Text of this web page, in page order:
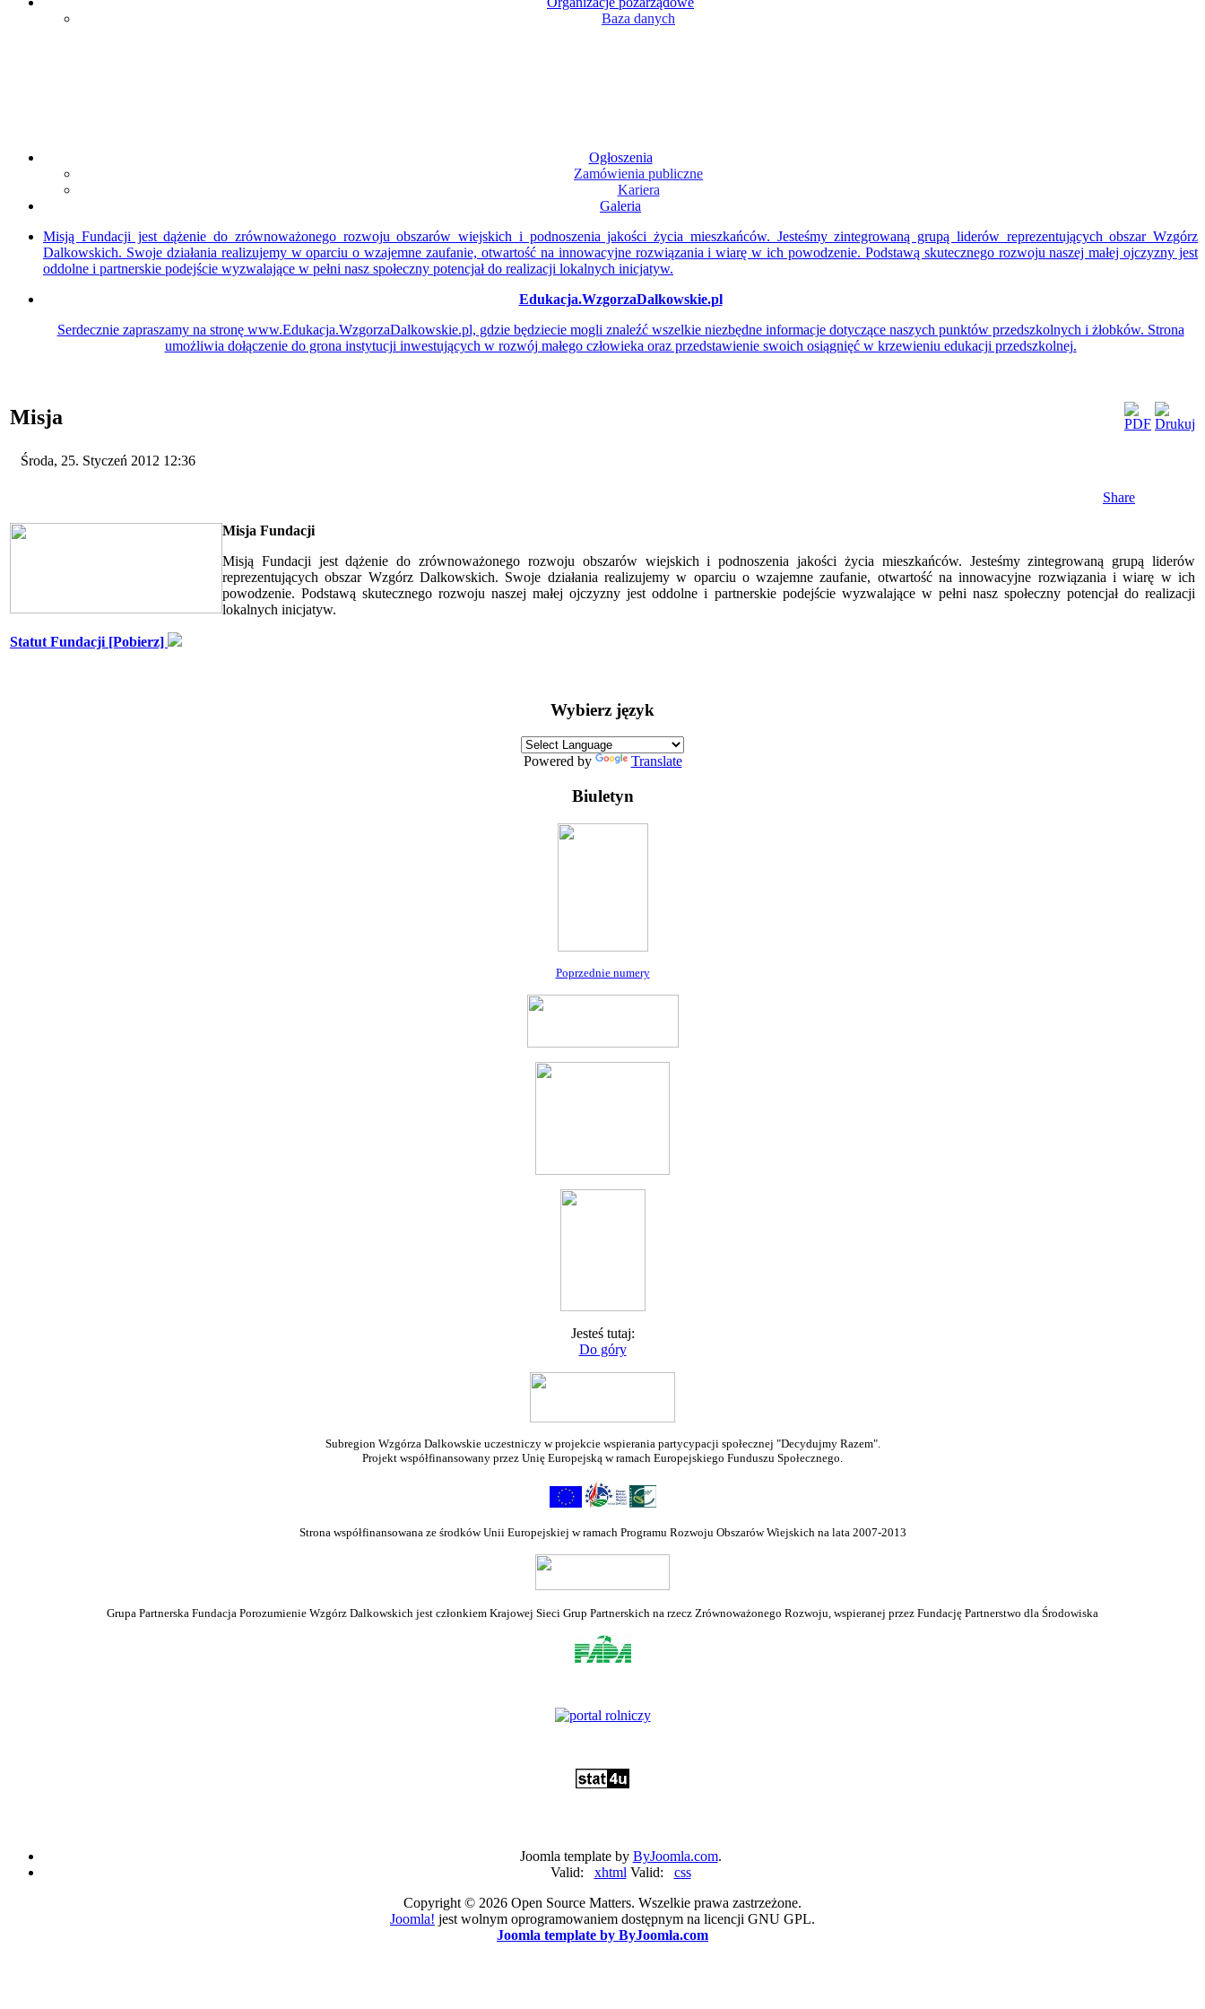
Baza danych
Ogłoszenia
Zamówienia publiczne
Kariera
Galeria
Misją Fundacji jest dążenie do zrównoważonego rozwoju obszarów wiejskich i podnoszenia jakości życia mieszkańców. Jesteśmy zintegrowaną grupą liderów reprezentujących obszar Wzgórz
Dalkowskich. Swoje działania realizujemy w oparciu o wzajemne zaufanie, otwartość na innowacyjne rozwiązania i wiarę w ich powodzenie. Podstawą skutecznego rozwoju naszej małej ojczyzny jest
oddolne i partnerskie podejście wyzwalające w pełni nasz społeczny potencjał do realizacji lokalnych inicjatyw.
Edukacja.WzgorzaDalkowskie.pl
Serdecznie zapraszamy na stronę www.Edukacja.WzgorzaDalkowskie.pl, gdzie będziecie mogli znaleźć wszelkie niezbędne informacje dotyczące naszych punktów przedszkolnych i żłobków. Strona
umożliwia dołączenie do grona instytucji inwestujących w rozwój małego człowieka oraz przedstawienie swoich osiągnięć w krzewieniu edukacji przedszkolnej.
Misja
Środa, 25. Styczeń 2012 12:36
Share
Misja Fundacji
Misją Fundacji jest dążenie do zrównoważonego rozwoju obszarów wiejskich i podnoszenia jakości życia mieszkańców. Jesteśmy zintegrowaną grupą liderów
reprezentujących obszar Wzgórz Dalkowskich. Swoje działania realizujemy w oparciu o wzajemne zaufanie, otwartość na innowacyjne rozwiązania i wiarę w ich
powodzenie. Podstawą skutecznego rozwoju naszej małej ojczyzny jest oddolne i partnerskie podejście wyzwalające w pełni nasz społeczny potencjał do realizacji
lokalnych inicjatyw.
Statut Fundacji [Pobierz]
Wybierz język
Powered by Translate
Biuletyn
Poprzednie numery
Jesteś tutaj:
Do góry
Subregion Wzgórza Dalkowskie uczestniczy w projekcie wspierania partycypacji społecznej "Decydujmy Razem".
Projekt współfinansowany przez Unię Europejską w ramach Europejskiego Funduszu Społecznego.
Strona współfinansowana ze środków Unii Europejskiej w ramach Programu Rozwoju Obszarów Wiejskich na lata 2007-2013
Grupa Partnerska Fundacja Porozumienie Wzgórz Dalkowskich jest członkiem Krajowej Sieci Grup Partnerskich na rzecz Zrównoważonego Rozwoju, wspieranej przez Fundację Partnerstwo dla Środowiska
Joomla template by ByJoomla.com.
Valid: xhtml Valid: css
Copyright © 2026 Open Source Matters. Wszelkie prawa zastrzeżone.
Joomla! jest wolnym oprogramowaniem dostępnym na licencji GNU GPL.
Joomla template by ByJoomla.com